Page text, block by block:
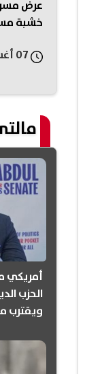
عرض
خشبة
أمريكي
الحزب
ويقترب